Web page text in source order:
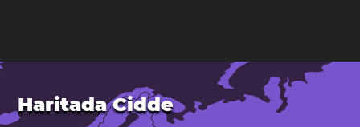
Haritada Cidde